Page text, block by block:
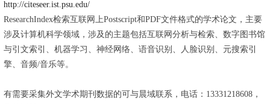
http://citeseer.ist.psu.edu/
ResearchIndex检索互联网上Postscript和PDF文件格式的学术论文，主要
涉及计算机科学领域，涉及的主题包括互联网分析与检索、数字图书馆
与引文索引、机器学习、神经网络、语音识别、人脸识别、元搜索引
擎、音频/音乐等。
有需要采集外文学术期刊数据的可与晨域联系，电话：13331218608，